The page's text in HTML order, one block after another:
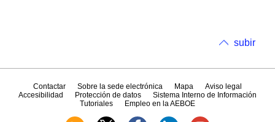
subir
Contactar Sobre la sede electrónica Mapa
Aviso legal
Accesibilidad
Protección de datos
Sistema Interno de Información
Tutoriales
Empleo en la AEBOE